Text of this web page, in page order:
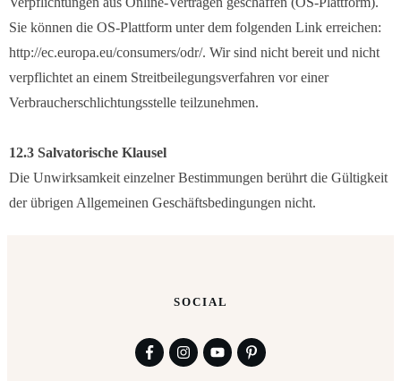
Sie können die OS-Plattform unter dem folgenden Link erreichen:
http://ec.europa.eu/consumers/odr/. Wir sind nicht bereit und nicht
verpflichtet an einem Streitbeilegungsverfahren vor einer
Verbraucherschlichtungsstelle teilzunehmen.
12.3 Salvatorische Klausel
Die Unwirksamkeit einzelner Bestimmungen berührt die Gültigkeit
der übrigen Allgemeinen Geschäftsbedingungen nicht.
SOCIAL